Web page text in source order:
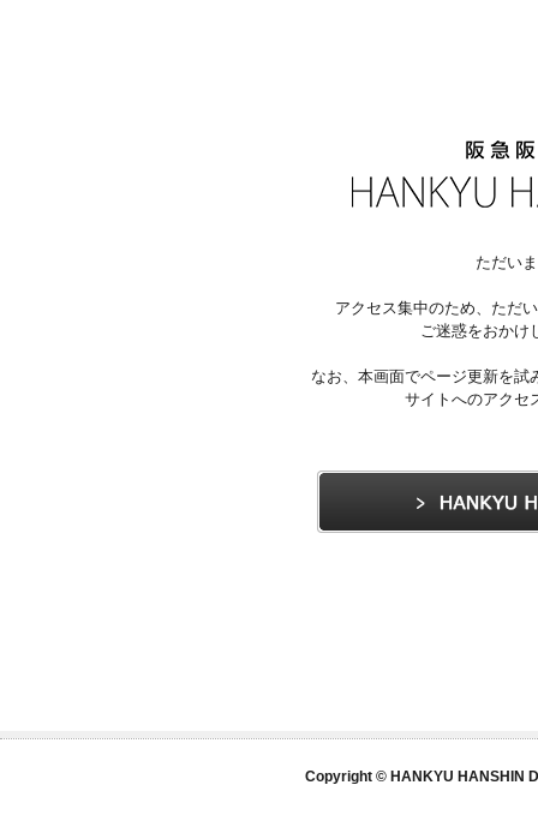
ただい
アクセス集中のため、ただ
ご迷惑をおかけ
なお、本画面でページ更新を
サイトへのアクセ
Copyright © HANKYU HANSHIN